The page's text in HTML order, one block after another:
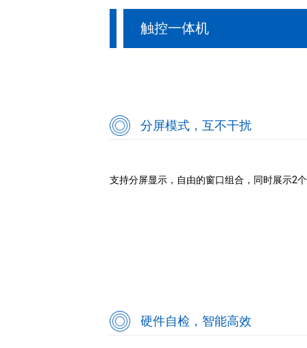
触控一体机
分屏模式，互不干扰
支持分屏显示，自由的窗口组合，同时展示2
硬件自检，智能高效